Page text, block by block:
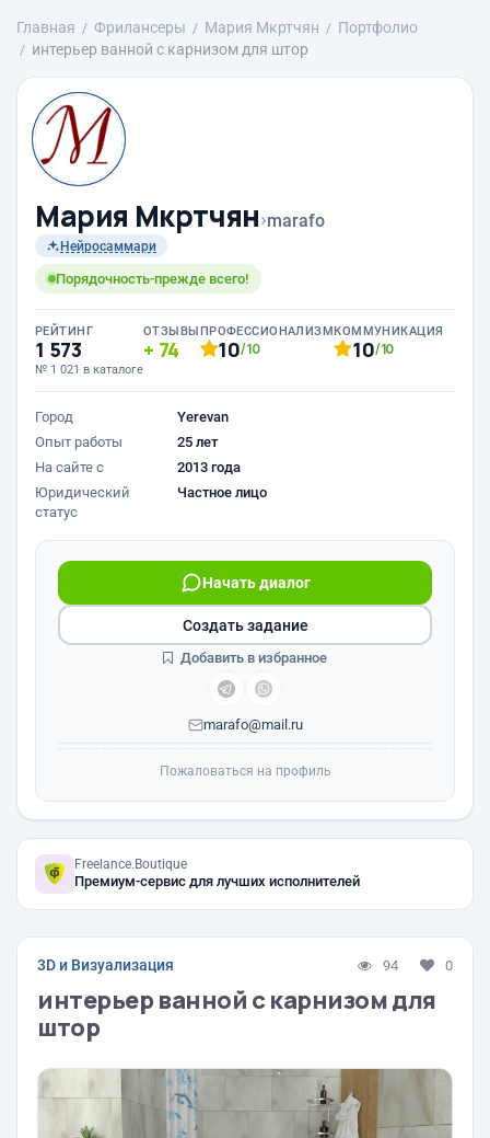
Главная Фрилансеры Mария Мкртчян
Портфолио
интерьер ванной с карнизом для штор
Mария Мкртчян›marafo
Нейросаммари
Порядочность-прежде всего!
РЕЙТИНГ
1 573
№ 1 021 в каталоге
ОТЗЫВЫ
74
ПРОФЕССИОНАЛИЗМ
10/10
КОММУНИКАЦИЯ
10/10
Город
Yerevan
Опыт работы
25 лет
На сайте с
2013 года
Юридический
статус
Частное лицо
Начать диалог
marafo@mail.ru
Создать задание
Добавить в избранное
Пожаловаться на профиль
Freelance.Boutique
Премиум-сервис для лучших исполнителей
3D и Визуализация 94 0
интерьер ванной с карнизом для
штор